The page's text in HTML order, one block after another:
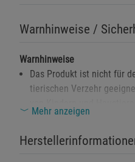
Warnhinweise /
Warnhinweise
Das Produkt ist nicht für
tierischen Verzehr
Kontakt die betroffene
Mehr anzeigen